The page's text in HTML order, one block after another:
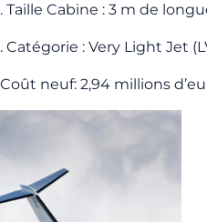
. Taille Cabine : 3 m de
. Catégorie : Very Light Jet
Coût neuf: 2,94 millions